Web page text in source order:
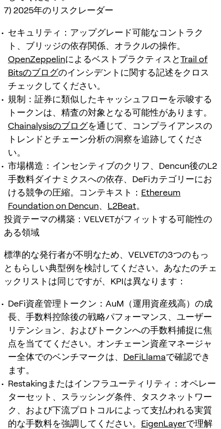
7) 2025年のリスクレーダー
セキュリティ：アップグレード可能なコントラク
ト、ブリッジの依存関係、オラクルの操作。
OpenZeppelinによるベストプラクティスとTrail of
Bitsのブログのインシデントに関する記述をクロス
チェックしてください。
規制：証券に類似したキャッシュフローを示唆する
トークンは、精査の対象となる可能性があります。
Chainalysisのブログを通じて、コンプライアンスの
トレンドとチェーン分析の洞察を追跡してくださ
い。
市場構造：インセンティブのクリフ、Dencun後のL2
手数料ダイナミクスへの依存、DeFiカテゴリーにお
ける競争の圧縮。コンテキスト： Ethereum
Foundation on Dencun、 L2Beat。
投資テーマの構築：VELVETがフィットする可能性の
ある領域
標準的な発行者が不明なため、VELVETの3つのもっ
ともらしい典型例を検討してください。あなたのチェ
ックリストは同じですが、KPIは異なります：
DeFi資産管理トークン：AuM（運用資産残高）の成
長、手数料控除後の戦略パフォーマンス、ユーザー
リテンション、およびトークンへの手数料捕捉に焦
点を当ててください。オンチェーン資産マネージャ
ー全体でのベンチマークは、 DeFiLlamaで確認でき
ます。
Restakingまたはインフラユーティリティ：オペレー
ターセット、スラッシング条件、タスクネットワー
ク、および下流プロトコルによって支払われる実質
的な手数料を強調してください。 EigenLayerで理解